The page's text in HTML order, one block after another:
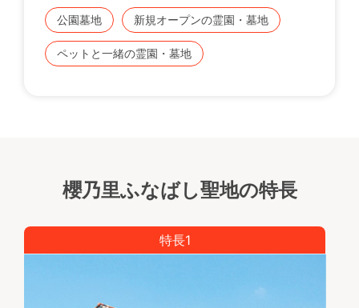
公園墓地 新規オープンの霊園・墓地
ペットと一緒の霊園・墓地
櫻乃里ふなばし聖地の特長
特長1